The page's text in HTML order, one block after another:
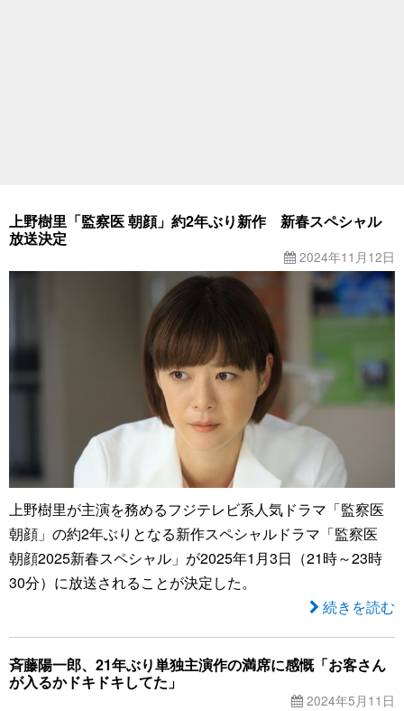
上野樹里「監察医 朝顔」約2年ぶり新作 新春スペシャル
放送決定
2024年11月12日
上野樹里が主演を務めるフジテレビ系人気ドラマ「監察医
朝顔」の約2年ぶりとなる新作スペシャルドラマ「監察医
朝顔2025新春スペシャル」が2025年1月3日（21時～23時
30分）に放送されることが決定した。
続きを読む
斉藤陽一郎、21年ぶり単独主演作の満席に感慨「お客さん
が入るかドキドキしてた」
2024年5月11日